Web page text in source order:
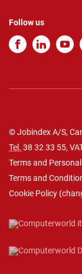
Follow us
© Jobindex A/S,
Tel. 38 32 33 55,
Terms and
Terms and
Cookie Policy (